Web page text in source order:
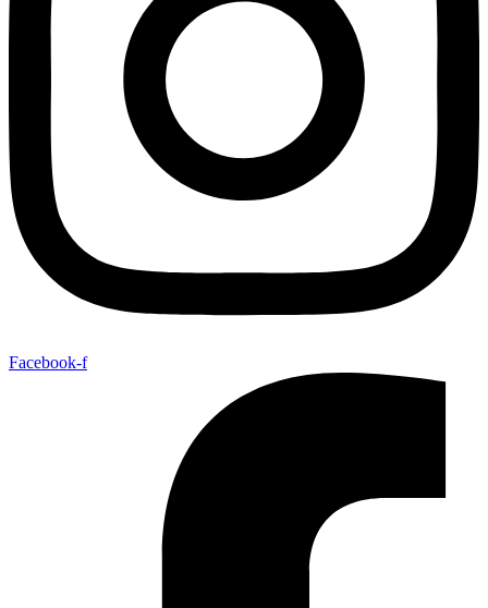
Facebook-f